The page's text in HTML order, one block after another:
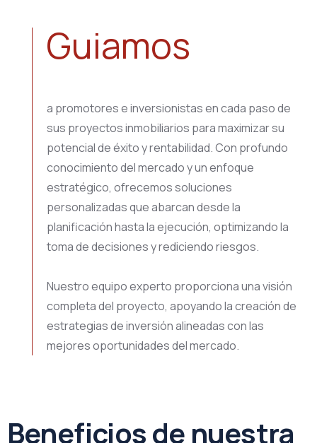
Guiamos
a promotores e inversionistas en cada paso de
sus proyectos inmobiliarios para maximizar su
potencial de éxito y rentabilidad. Con profundo
conocimiento del mercado y un enfoque
estratégico, ofrecemos soluciones
personalizadas que abarcan desde la
planificación hasta la ejecución, optimizando la
toma de decisiones y rediciendo riesgos.
Nuestro equipo experto proporciona una visión
completa del proyecto, apoyando la creación de
estrategias de inversión alineadas con las
mejores oportunidades del mercado.
Beneficios de nuestra